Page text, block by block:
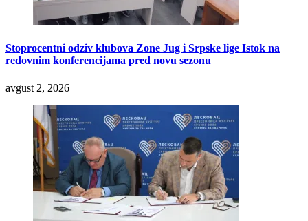
Stoprocentni odziv klubova Zone Jug i Srpske lige Istok na
redovnim konferencijama pred novu sezonu
avgust 2, 2026